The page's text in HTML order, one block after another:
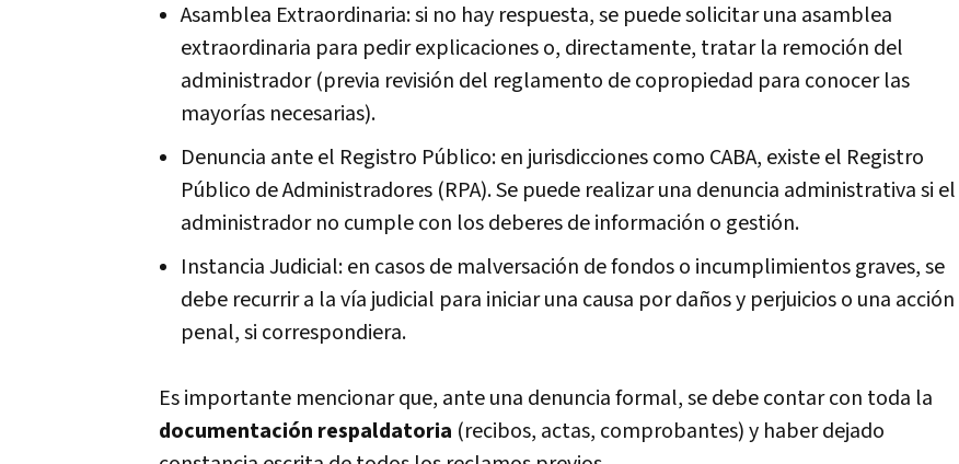
Asamblea Extraordinaria: si no hay respuesta, se puede solicitar una asamblea
extraordinaria para pedir explicaciones o, directamente, tratar la remoción del
administrador (previa revisión del reglamento de copropiedad para conocer las
mayorías necesarias).
Denuncia ante el Registro Público: en jurisdicciones como CABA, existe el Registro
Público de Administradores (RPA). Se puede realizar una denuncia administrativa si el
administrador no cumple con los deberes de información o gestión.
Instancia Judicial: en casos de malversación de fondos o incumplimientos graves, se
debe recurrir a la vía judicial para iniciar una causa por daños y perjuicios o una acción
penal, si correspondiera.
Es importante mencionar que, ante una denuncia formal, se debe contar con toda la
documentación respaldatoria (recibos, actas, comprobantes) y haber dejado